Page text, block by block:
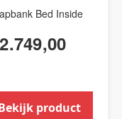
Bed Inside
product